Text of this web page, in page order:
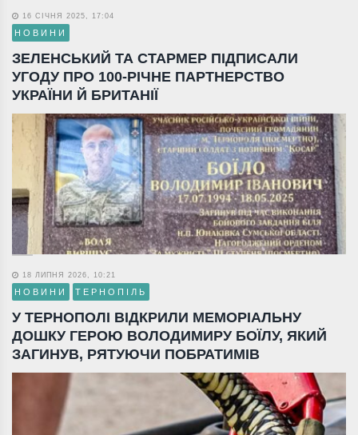
16 СІЧНЯ 2025, 17:04
НОВИНИ
ЗЕЛЕНСЬКИЙ ТА СТАРМЕР ПІДПИСАЛИ
УГОДУ ПРО 100-РІЧНЕ ПАРТНЕРСТВО
УКРАЇНИ Й БРИТАНІЇ
18 ЛИПНЯ 2026, 10:21
НОВИНИ ТЕРНОПІЛЬ
У ТЕРНОПОЛІ ВІДКРИЛИ МЕМОРІАЛЬНУ
ДОШКУ ГЕРОЮ ВОЛОДИМИРУ БОЇЛУ, ЯКИЙ
ЗАГИНУВ, РЯТУЮЧИ ПОБРАТИМІВ